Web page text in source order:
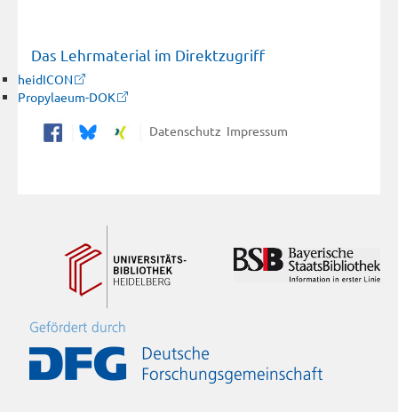
Das Lehrmaterial im Direktzugriff
heidICON
Propylaeum-DOK
Datenschutz Impressum